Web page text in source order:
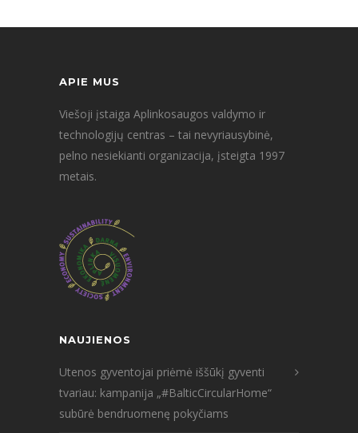
APIE MUS
Viešoji įstaiga Aplinkosaugos valdymo ir
technologijų centras – tai nevyriausybinė,
pelno nesiekianti organizacija, įsteigta 1997
metais.
NAUJIENOS
Utenos gyventojai priėmė iššūkį gyventi
tvariau: kampanija „#BalticCircularHome“
subūrė bendruomenę pokyčiams